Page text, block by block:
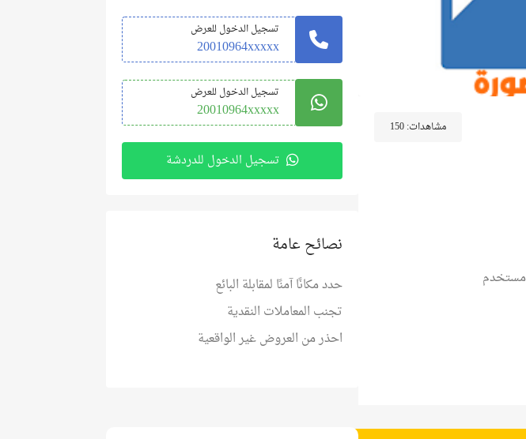
مشاهدات:150
مستخدم
تسجيل الدخول للعرض
20010964xxxxx
تسجيل الدخول للعرض
20010964xxxxx
تسجيل الدخول للدردشة
نصائح عامة
حدد مكانًا آمنًا لمقابلة البائع
تجنب المعاملات النقدية
احذر من العروض غير الواقعية